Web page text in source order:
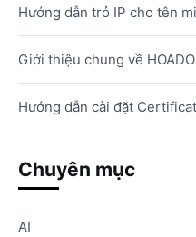
Hướng dẫn trỏ IP cho tên
Giới thiệu chung về
Hướng dẫn cài đặt
Chuyên mục
AI